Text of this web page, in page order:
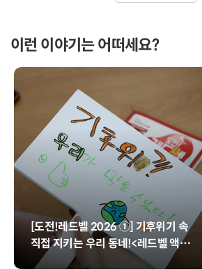
이런 이야기는 어떠세요?
[도전!레드벨 2026 ①] 기후위기 속
직접 지키는 우리 동네!<레드벨 액션>
📢